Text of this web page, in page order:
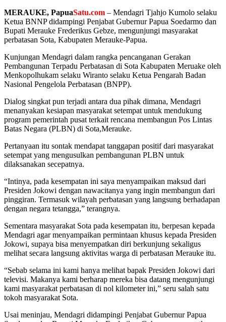
MERAUKE, PapuaSatu.com – Mendagri Tjahjo Kumolo selaku
Ketua BNNP didampingi Penjabat Gubernur Papua Soedarmo dan
Bupati Merauke Frederikus Gebze, mengunjungi masyarakat
perbatasan Sota, Kabupaten Merauke-Papua.
Kunjungan Mendagri dalam rangka pencanganan Gerakan
Pembangunan Terpadu Perbatasan di Sota Kabupaten Meruake oleh
Menkopolhukam selaku Wiranto selaku Ketua Pengarah Badan
Nasional Pengelola Perbatasan (BNPP).
Dialog singkat pun terjadi antara dua pihak dimana, Mendagri
menanyakan kesiapan masyarakat setempat untuk mendukung
program pemerintah pusat terkait rencana membangun Pos Lintas
Batas Negara (PLBN) di Sota,Merauke.
Pertanyaan itu sontak mendapat tanggapan positif dari masyarakat
setempat yang mengusulkan pembangunan PLBN untuk
dilaksanakan secepatnya.
“Intinya, pada kesempatan ini saya menyampaikan maksud dari
Presiden Jokowi dengan nawacitanya yang ingin membangun dari
pinggiran. Termasuk wilayah perbatasan yang langsung berhadapan
dengan negara tetangga,” terangnya.
Sementara masyarakat Sota pada kesempatan itu, berpesan kepada
Mendagri agar menyampaikan permintaan khusus kepada Presiden
Jokowi, supaya bisa menyempatkan diri berkunjung sekaligus
melihat secara langsung aktivitas warga di perbatasan Merauke itu.
“Sebab selama ini kami hanya melihat bapak Presiden Jokowi dari
televisi. Makanya kami berharap mereka bisa datang mengunjungi
kami masyarakat perbatasan di nol kilometer ini,” seru salah satu
tokoh masyarakat Sota.
Usai meninjau, Mendagri didampingi Penjabat Gubernur Papua